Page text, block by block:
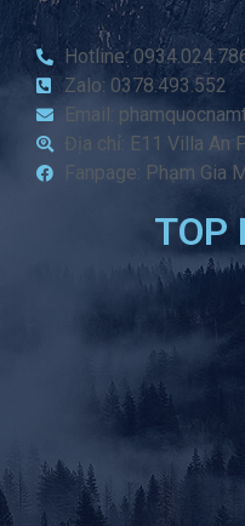
Hotline:
Zalo: 0378.493.552
Email:
Địa chỉ: E11 Villa An
Fanpage: Phạm Gia
TOP